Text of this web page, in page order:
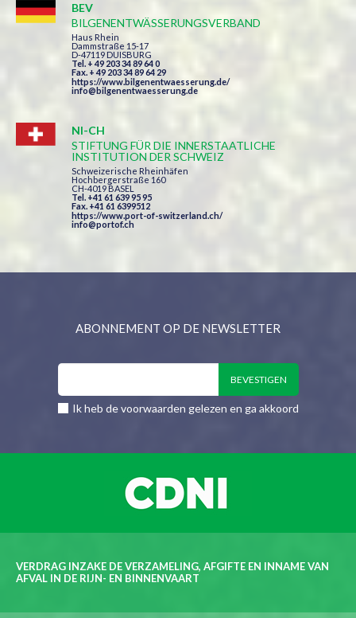
BEV
BILGENENTWÄSSERUNGSVERBAND
Haus Rhein
Dammstraße 15-17
D-47119 DUISBURG
Tel. + 49 203 34 89 64 0
Fax. + 49 203 34 89 64 29
https://www.bilgenentwaesserung.de/
info@bilgenentwaesserung.de
NI-CH
STIFTUNG FÜR DIE INNERSTAATLICHE
INSTITUTION DER SCHWEIZ
Schweizerische Rheinhäfen
Hochbergerstraße 160
CH-4019 BASEL
Tel. +41 61 639 95 95
Fax. +41 61 6399512
https://www.port-of-switzerland.ch/
info@portof.ch
ABONNEMENT OP DE NEWSLETTER
Ik heb de voorwaarden gelezen en ga akkoord
VERDRAG INZAKE DE VERZAMELING, AFGIFTE EN INNAME VAN
AFVAL IN DE RIJN- EN BINNENVAART